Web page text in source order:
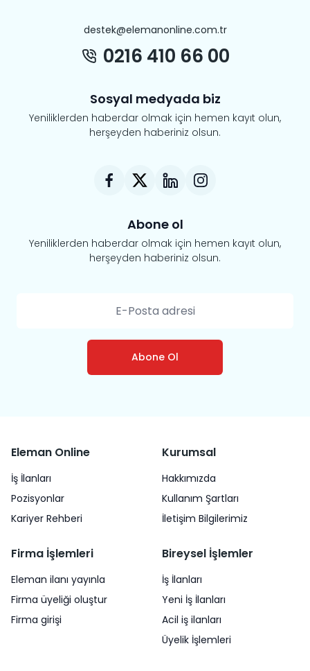
destek@elemanonline.com.tr
0216 410 66 00
Sosyal medyada biz
Yeniliklerden haberdar olmak için hemen kayıt olun,
herşeyden haberiniz olsun.
Abone ol
Yeniliklerden haberdar olmak için hemen kayıt olun,
herşeyden haberiniz olsun.
Abone Ol
Eleman Online
İş İlanları
Pozisyonlar
Kariyer Rehberi
Kurumsal
Hakkımızda
Kullanım Şartları
İletişim Bilgilerimiz
Firma İşlemleri
Eleman ilanı yayınla
Firma üyeliği oluştur
Firma girişi
Bireysel İşlemler
İş İlanları
Yeni İş İlanları
Acil iş ilanları
Üyelik İşlemleri